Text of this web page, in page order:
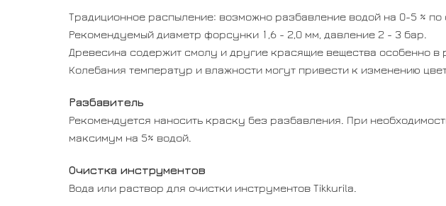
Традиционное распыление: возможно разбавление водой на 0-5 % по
Рекомендуемый диаметр форсунки 1,6 - 2,0 мм, давление 2 - 3 бар.
Древесина содержит смолу и другие красящие вещества особенно в
Колебания температур и влажности могут привести к изменению
Разбавитель
Рекомендуется наносить краску без разбавления. При
максимум на 5% водой.
Очистка инструментов
Вода или раствор для очистки инструментов Tikkurila.